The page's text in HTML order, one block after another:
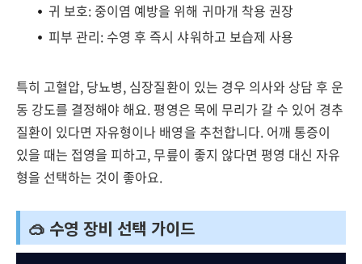
귀 보호: 중이염 예방을 위해 귀마개 착용 권장
피부 관리: 수영 후 즉시 샤워하고 보습제 사용
특히 고혈압, 당뇨병, 심장질환이 있는 경우 의사와 상담 후 운
동 강도를 결정해야 해요. 평영은 목에 무리가 갈 수 있어 경추
질환이 있다면 자유형이나 배영을 추천합니다. 어깨 통증이
있을 때는 접영을 피하고, 무릎이 좋지 않다면 평영 대신 자유
형을 선택하는 것이 좋아요.
🥽 수영 장비 선택 가이드